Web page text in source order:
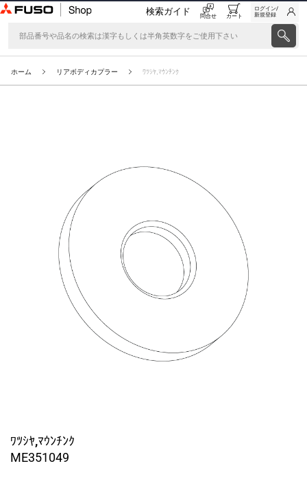
検索ガイド 問合せ カート
ログイン/
新規登録
ホーム リアボディカプラー ﾜﾂｼﾔ,ﾏｳﾝﾁﾝｸ
ﾜﾂｼﾔ,ﾏｳﾝﾁﾝｸ
ME351049